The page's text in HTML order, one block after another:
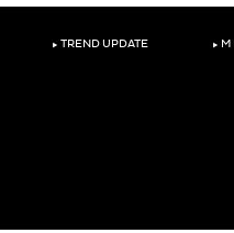
‣ TREND UPDATE ‣ M